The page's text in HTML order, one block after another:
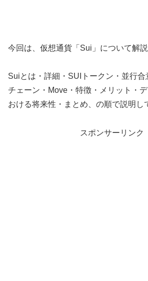
今回は、仮想通貨「Sui」について解説
Suiとは・詳細・SUIトークン・並行合
チェーン・Move・特徴・メリット・
おける将来性・まとめ、の順で説明し
スポンサーリンク